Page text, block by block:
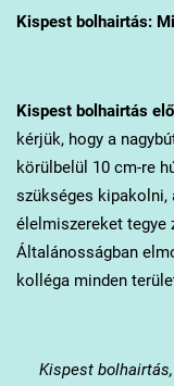
Kispestbolhairtás:
Kispestbolhairtás
kérjük, hogy a
körülbelül 10 cm-re
szükséges kipakolni,
élelmiszereket tegye
Általánosságban
kolléga minden
Kispestbolhairtás,